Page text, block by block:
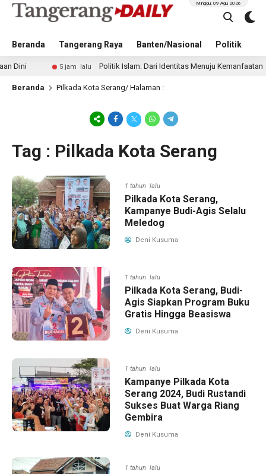
Beranda Tangerang Raya Banten/Nasional Politik
Minggu, 09 Agu 2026
5 jam lalu Politik Islam: Dari Identitas Menuju Kemanfaatan
Beranda Pilkada Kota Serang/ Halaman :
Tag : Pilkada Kota Serang
1 tahun lalu
Pilkada Kota Serang,
Kampanye Budi-Agis Selalu
Meledog
Deni Kusuma
1 tahun lalu
Pilkada Kota Serang, Budi-
Agis Siapkan Program Buku
Gratis Hingga Beasiswa
Deni Kusuma
1 tahun lalu
Kampanye Pilkada Kota
Serang 2024, Budi Rustandi
Sukses Buat Warga Riang
Gembira
Deni Kusuma
1 tahun lalu